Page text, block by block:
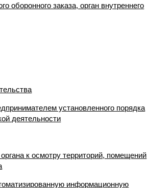
заказа, орган внутреннего
установленного порядка
деятельности
к осмотру территорий, помещений
информационную